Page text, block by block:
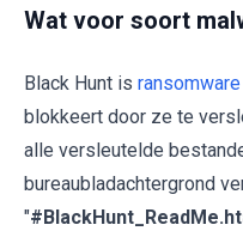
Wat voor soort
Black Hunt is ransomware
blokkeert door ze te
alle versleutelde
bureaubladachtergrond
"